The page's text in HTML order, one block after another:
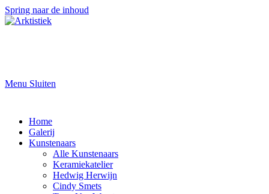
Spring naar de inhoud
Menu Sluiten
Home
Galerij
Kunstenaars
Alle Kunstenaars
Keramiekatelier
Hedwig Herwijn
Cindy Smets